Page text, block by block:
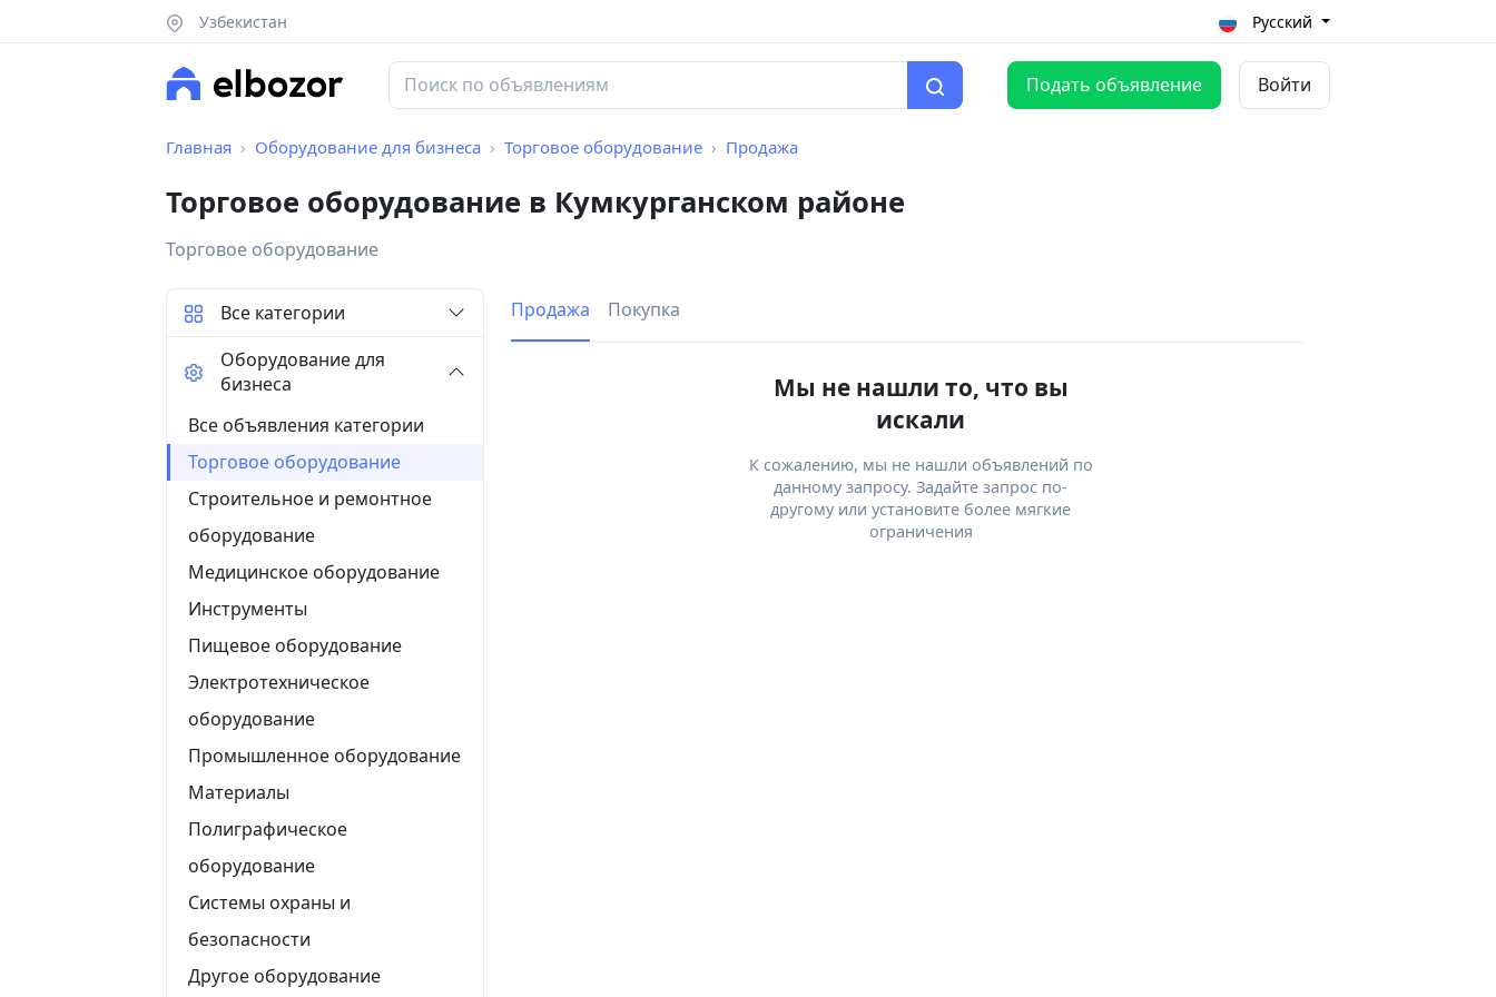
Узбекистан Русский
Подать объявление Войти
Главная Оборудование для бизнеса Торговое оборудование Продажа
Торговое оборудование в Кумкурганском районе
Торговое оборудование
Продажа Покупка
Мы не нашли то, что вы
искали
К сожалению, мы не нашли объявлений по
данному запросу. Задайте запрос по-
другому или установите более мягкие
ограничения
Все категории
Оборудование для
бизнеса
Все объявления категории
Торговое оборудование
Строительное и ремонтное
оборудование
Медицинское оборудование
Инструменты
Пищевое оборудование
Электротехническое
оборудование
Промышленное оборудование
Материалы
Полиграфическое
оборудование
Системы охраны и
безопасности
Другое оборудование